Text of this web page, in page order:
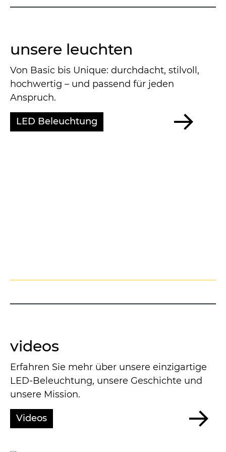
unsere leuchten
Von Basic bis Unique: durchdacht, stilvoll,
hochwertig – und passend für jeden
Anspruch.
LED Beleuchtung
videos
Erfahren Sie mehr über unsere einzigartige
LED-Beleuchtung, unsere Geschichte und
unsere Mission.
Videos